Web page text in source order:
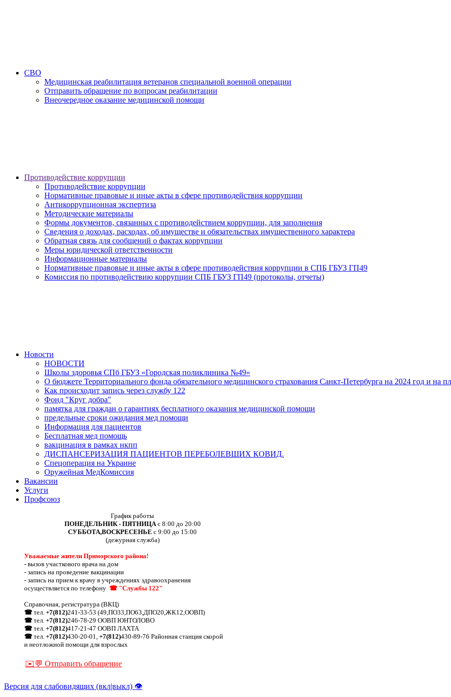
СВО
Медицинская реабилитация ветеранов специальной военной операции
Отправить обращение по вопросам реабилитации
Внеочередное оказание медицинской помощи
Противодействие коррупции
Противодействие коррупции
Нормативные правовые и иные акты в сфере противодействия коррупции
Антикоррупционная экспертиза
Методические материалы
Формы документов, связанных с противодействием коррупции, для заполнения
Сведения о доходах, расходах, об имуществе и обязательствах имущественного характера
Обратная связь для сообщений о фактах коррупции
Меры юридической ответственности
Информационные материалы
Нормативные правовые и иные акты в сфере противодействия коррупции в СПБ ГБУЗ ГП49
Комиссия по противодействию коррупции СПБ ГБУЗ ГП49 (протоколы, отчеты)
Новости
НОВОСТИ
Школы здоровья СПб ГБУЗ «Городская поликлиника №49»
О бюджете Территориального фонда обязательного медицинского страхования Санкт-Петербурга на 2024 год и на
Как происходит запись через службу 122
Фонд "Круг добра"
памятка для граждан о гарантиях бесплатного оказания медицинской помощи
предельные сроки ожидания мед помощи
Информация для пациентов
Бесплатная мед помощь
вакцинация в рамках нкпп
ДИСПАНСЕРИЗАЦИЯ ПАЦИЕНТОВ ПЕРЕБОЛЕВШИХ КОВИД.
Спецоперация на Украине
Оружейная МедКомиссия
Вакансии
Услуги
Профсоюз
График работы
ПОНЕДЕЛЬНИК - ПЯТНИЦА с 8:00 до 20:00
СУББОТА,ВОСКРЕСЕНЬЕ с 9:00 до 15:00
(дежурная служба)
Уважаемые жители Приморского района!
- вызов участкового врача на дом
- запись на проведение вакцинации
- запись на прием к врачу в учреждениях здравоохранения
осуществляется по телефону ☎ "Службы 122"
Справочная, регистратура (ВКЦ)
☎ тел. +7(812)241-33-53 (49,ПО33,ПО63,ДПО20,ЖК12,ООВП)
☎ тел. +7(812)246-78-29 ООВП ЮНТОЛОВО
☎ тел. +7(812)417-21-47 ООВП ЛАХТА
☎ тел. +7(812)430-20-01, +7(812)430-89-76 Районная станция скорой
и неотложной помощи для взрослых
✉️💬 Отправить обращение
Версия для слабовидящих (вкл|выкл) 👁